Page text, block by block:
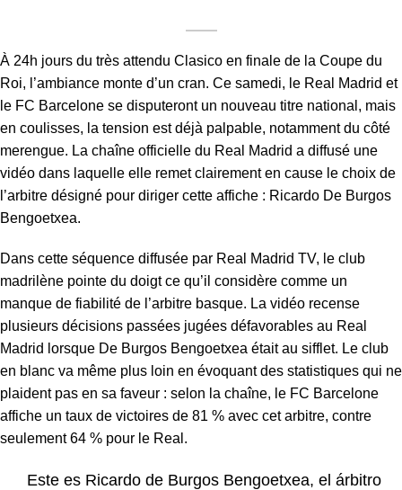
À 24h jours du très attendu Clasico en finale de la Coupe du
Roi, l’ambiance monte d’un cran. Ce samedi, le Real Madrid et
le FC Barcelone se disputeront un nouveau titre national, mais
en coulisses, la tension est déjà palpable, notamment du côté
merengue. La chaîne officielle du Real Madrid a diffusé une
vidéo dans laquelle elle remet clairement en cause le choix de
l’arbitre désigné pour diriger cette affiche : Ricardo De Burgos
Bengoetxea.
Dans cette séquence diffusée par Real Madrid TV, le club
madrilène pointe du doigt ce qu’il considère comme un
manque de fiabilité de l’arbitre basque. La vidéo recense
plusieurs décisions passées jugées défavorables au Real
Madrid lorsque De Burgos Bengoetxea était au sifflet. Le club
en blanc va même plus loin en évoquant des statistiques qui ne
plaident pas en sa faveur : selon la chaîne, le FC Barcelone
affiche un taux de victoires de 81 % avec cet arbitre, contre
seulement 64 % pour le Real.
Este es Ricardo de Burgos Bengoetxea, el árbitro